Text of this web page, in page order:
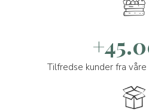
Tilfredse kunder fra